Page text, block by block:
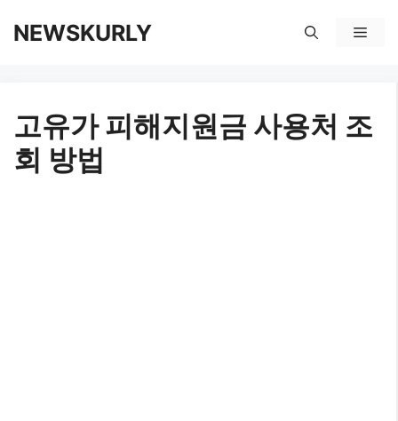
건
NEWSKURLY
메
고유가 피해지원금 사용처 조
회 방법